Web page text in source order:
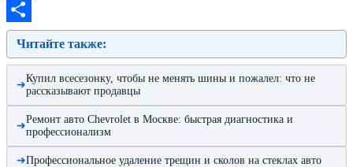
Pinterest
Отправить
Читайте также:
Купил всесезонку, чтобы не менять шины и пожалел: что не
рассказывают продавцы
Ремонт авто Chevrolet в Москве: быстрая диагностика и
профессионализм
Профессиональное удаление трещин и сколов на стеклах авто